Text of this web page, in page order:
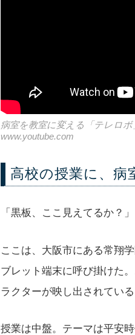
病室を教室に変える「テレロ
www.youtube.com
高校の授業に、病
「黒板、ここ見えてるか？」
ここは、大阪市にある常翔
ブレット端末に呼び掛けた
ラクターが映し出されている
授業は中盤。テーマは平安